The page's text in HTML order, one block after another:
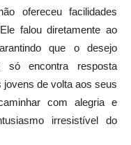
ofereceu facilidades
falou diretamente ao
que o desejo
só encontra resposta
de volta aos seus
com alegria e
irresistível do